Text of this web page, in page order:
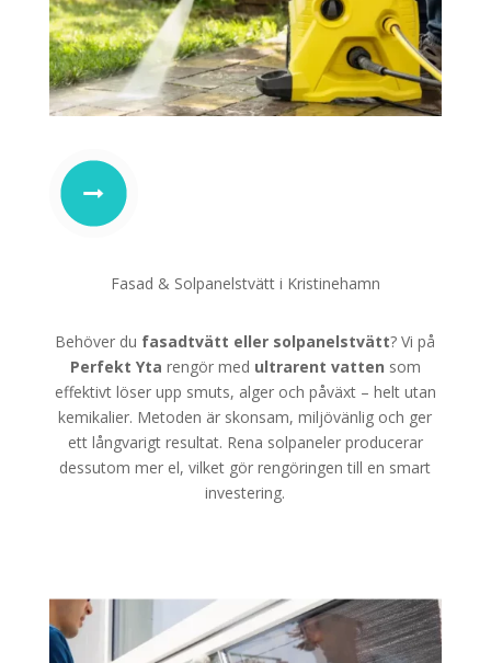
Fasad & Solpanelstvätt i Kristinehamn
Behöver du fasadtvätt eller solpanelstvätt? Vi på
Perfekt Yta rengör med ultrarent vatten som
effektivt löser upp smuts, alger och påväxt – helt utan
kemikalier. Metoden är skonsam, miljövänlig och ger
ett långvarigt resultat. Rena solpaneler producerar
dessutom mer el, vilket gör rengöringen till en smart
investering.